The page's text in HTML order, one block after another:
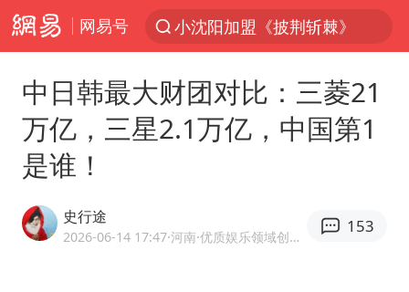
网易号
人形机器人第一股
多地银行上调存款利率
宇树申购 中一签有望赚20万元
中日韩最大财团对比：三菱21
万亿，三星2.1万亿，中国第1
是谁！
史行途
2026-06-14 17:47·河南 ·优质娱乐领域创作者
153